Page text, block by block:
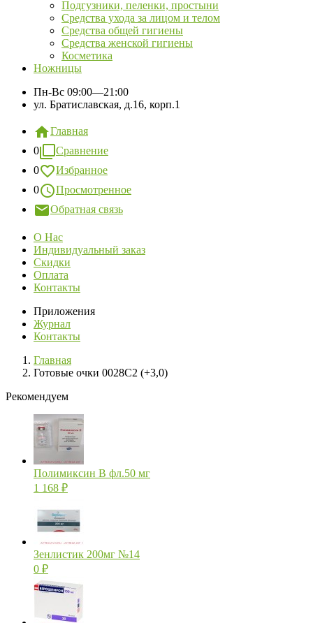
Подгузники, пеленки, простыни
Средства ухода за лицом и телом
Средства общей гигиены
Средства женской гигиены
Косметика
Ножницы
Пн-Вс 09:00—21:00
ул. Братиславская, д.16, корп.1
Главная
0
Сравнение
0
Избранное
0
Просмотренное
Обратная связь
О Нас
Индивидуальный заказ
Скидки
Оплата
Контакты
Приложения
Журнал
Контакты
Главная
Готовые очки 0028С2 (+3,0)
Рекомендуем
Полимиксин В фл.50 мг
1 168 ₽
Зенлистик 200мг №14
0 ₽